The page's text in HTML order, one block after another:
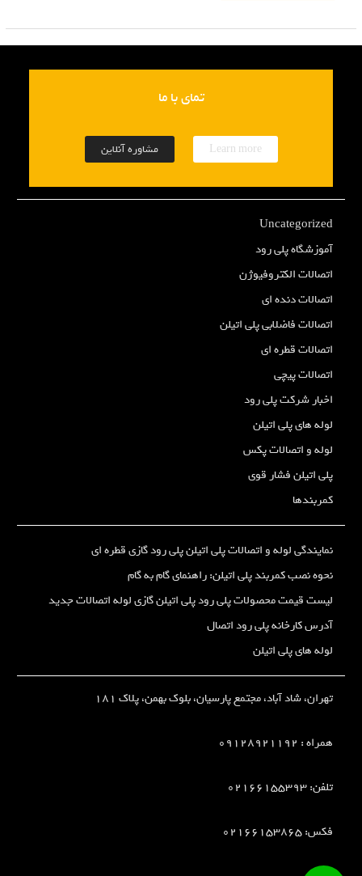
تمای با ما
Learn more مشاوره آنلاین
Uncategorized
آموزشگاه پلی رود
اتصالات الکتروفیوژن
اتصالات دنده ای
اتصالات فاضلابی پلی اتیلن
اتصالات قطره ای
اتصالات پیچی
اخبار شرکت پلی رود
لوله های پلی اتیلن
لوله و اتصالات پکس
پلی اتیلن فشار قوی
کمربندها
نمایندگی لوله و اتصالات پلی اتیلن پلی رود گازی قطره ای
نحوه نصب کمربند پلی اتیلن: راهنمای گام به گام
لیست قیمت محصولات پلی رود پلی اتیلن گازی لوله اتصالات جدید
آدرس کارخانه پلی رود اتصال
لوله های پلی اتیلن
تهران، شاد آباد، مجتمع پارسیان، بلوک بهمن، پلاک 181
همراه : 09128921192
تلفن: 02166155393
فکس: 02166153865